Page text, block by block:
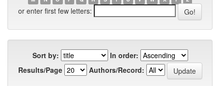
or enter first few letters:
Sort by:
In order:
Results/Page
Authors/Record: